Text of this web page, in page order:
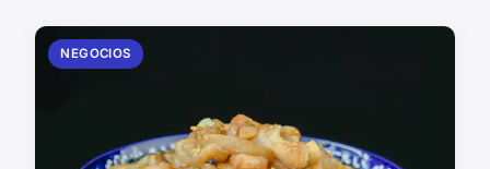
NEGOCIOS